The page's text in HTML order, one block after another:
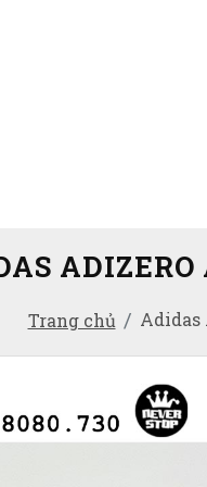
Trang chủ Adidas
ADIZERO